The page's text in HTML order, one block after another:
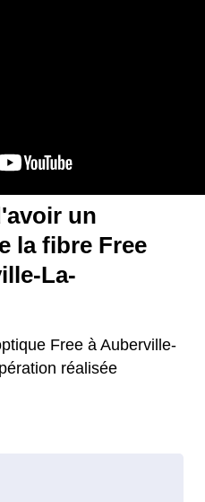
un
la fibre Free
La-
Free à Auberville-
réalisée